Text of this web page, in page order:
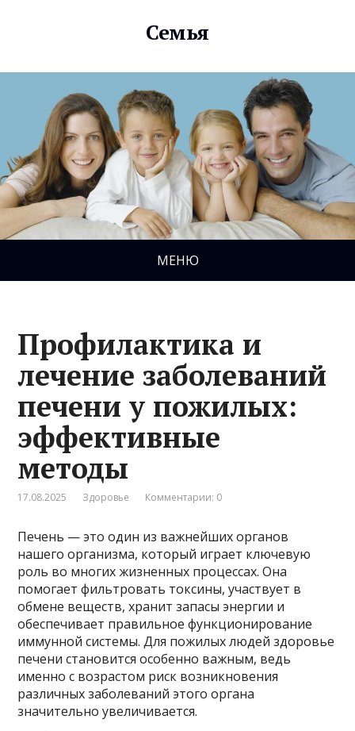
Семья
МЕНЮ
Профилактика и
лечение заболеваний
печени у пожилых:
эффективные
методы
17.08.2025 Здоровье Комментарии: 0
Печень — это один из важнейших органов
нашего организма, который играет ключевую
роль во многих жизненных процессах. Она
помогает фильтровать токсины, участвует в
обмене веществ, хранит запасы энергии и
обеспечивает правильное функционирование
иммунной системы. Для пожилых людей здоровье
печени становится особенно важным, ведь
именно с возрастом риск возникновения
различных заболеваний этого органа
значительно увеличивается.